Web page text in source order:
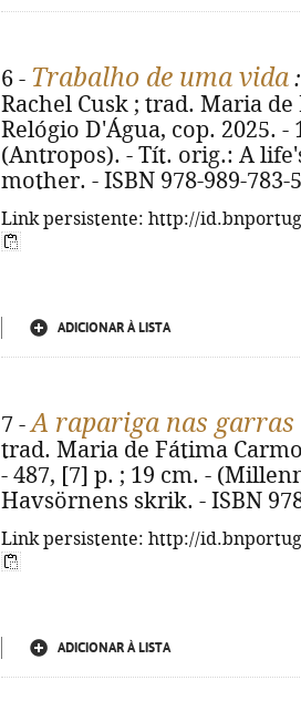
6 - Trabalho de uma vida
Rachel Cusk ; trad. Maria
Relógio D'Água, cop. 2025. -
(Antropos). - Tít. orig.: A
mother. - ISBN 978-989-783-
Link persistente: http://
ADICIONAR À LISTA
7 -A rapariga nas garras
trad. Maria de Fátima
- 487, [7] p. ; 19 cm. -
Havsörnens skrik. - ISBN
Link persistente: http://
ADICIONAR À LISTA